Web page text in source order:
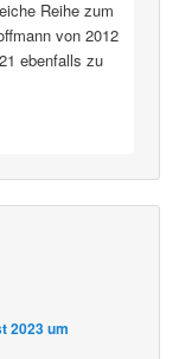
Reihe zum
von 2012
ebenfalls zu
2023 um